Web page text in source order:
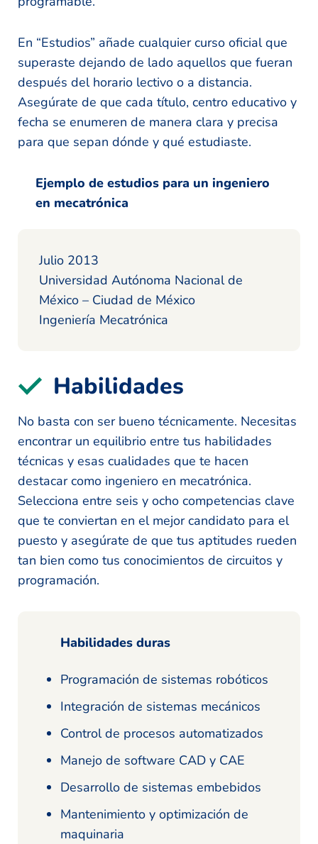
En “Estudios” añade cualquier curso oficial que
superaste dejando de lado aquellos que fueran
después del horario lectivo o a distancia.
Asegúrate de que cada título, centro educativo y
fecha se enumeren de manera clara y precisa
para que sepan dónde y qué estudiaste.
Ejemplo de estudios para un ingeniero
en mecatrónica
Julio 2013
Universidad Autónoma Nacional de
México – Ciudad de México
Ingeniería Mecatrónica
Habilidades
No basta con ser bueno técnicamente. Necesitas
encontrar un equilibrio entre tus habilidades
técnicas y esas cualidades que te hacen
destacar como ingeniero en mecatrónica.
Selecciona entre seis y ocho competencias clave
que te conviertan en el mejor candidato para el
puesto y asegúrate de que tus aptitudes rueden
tan bien como tus conocimientos de circuitos y
programación.
Habilidades duras
Programación de sistemas robóticos
Integración de sistemas mecánicos
Control de procesos automatizados
Manejo de software CAD y CAE
Desarrollo de sistemas embebidos
Mantenimiento y optimización de
maquinaria